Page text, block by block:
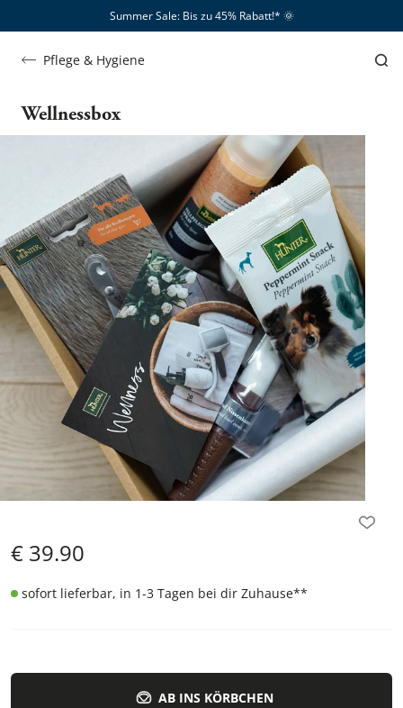
Summer Sale: Bis zu 45% Rabatt!*​ 🌞
Pflege & Hygiene
Wellnessbox
€ 39.90
sofort lieferbar, in 1-3 Tagen bei dir Zuhause**
AB INS KÖRBCHEN